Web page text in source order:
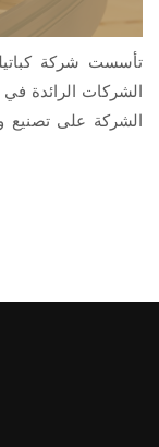
الشركات الرائدة في
الشركة على تصنيع